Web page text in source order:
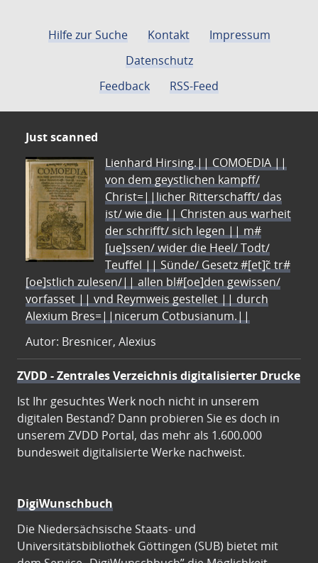
Hilfe zur Suche Kontakt
Impressum
Datenschutz
Feedback
RSS-Feed
Just scanned
Lienhard Hirsing.|| COMOEDIA ||
von dem geystlichen kampff/
Christ=||licher Ritterschafft/ das
ist/ wie die || Christen aus warheit
der schrifft/ sich legen || m#
[ue]ssen/ wider die Heel/ Todt/
Teuffel || Sünde/ Gesetz #[et]c̃ tr#
[oe]stlich zulesen/|| allen bl#[oe]den gewissen/
vorfasset || vnd Reymweis gestellet || durch
Alexium Bres=||nicerum Cotbusianum.||
Autor: Bresnicer, Alexius
ZVDD - Zentrales Verzeichnis digitalisierter Drucke
Ist Ihr gesuchtes Werk noch nicht in unserem
digitalen Bestand? Dann probieren Sie es doch in
unserem ZVDD Portal, das mehr als 1.600.000
bundesweit digitalisierte Werke nachweist.
DigiWunschbuch
Die Niedersächsische Staats- und
Universitätsbibliothek Göttingen (SUB) bietet mit